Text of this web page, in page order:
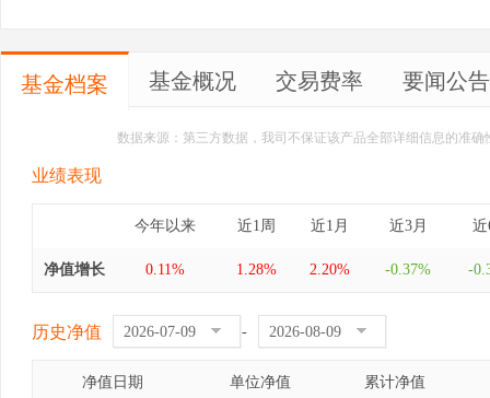
基金档案 基金概况 交易费率 要闻公告
数据来源：第三方数据，我司不保证该产品全部详细信息的准
业绩表现
今年以来 近1周 近1月 近3月 近
净值增长 0.11% 1.28% 2.20% -0.37% -
历史净值 -
净值日期 单位净值 累计净值